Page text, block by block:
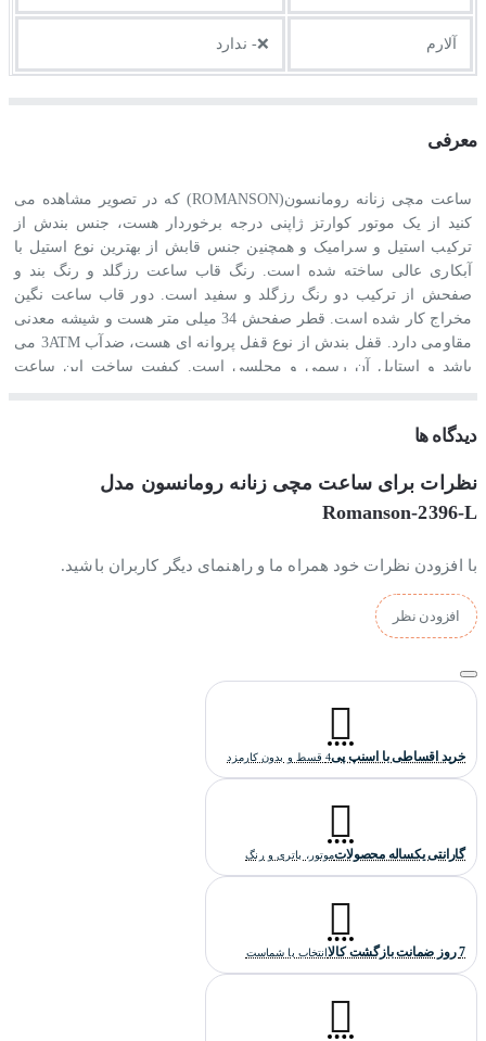
آلارم ❌- ندارد
معرفی
ساعت مچی زنانه رومانسون(ROMANSON) که در تصویر مشاهده می
کنید از یک موتور کوارتز ژاپنی درجه برخوردار هست، جنس بندش از
ترکیب استیل و سرامیک و همچنین جنس قابش از بهترین نوع استیل با
آبکاری عالی ساخته شده است. رنگ قاب ساعت رزگلد و رنگ بند و
صفحش از ترکیب دو رنگ رزگلد و سفید است. دور قاب ساعت نگین
مخراج کار شده است. قطر صفحش 34 میلی متر هست و شیشه معدنی
مقاومی دارد. قفل بندش از نوع قفل پروانه ای هست، ضدآب 3ATM می
باشد و استایل آن رسمی و مجلسی است. کیفیت ساخت این ساعت
دیدگاه ها
نظرات برای ساعت مچی زنانه رومانسون مدل
Romanson-2396-L
با افزودن نظرات خود همراه ما و راهنمای دیگر کاربران باشید.
افزودن نظر
خرید اقساطی با اسنپ پی4 قسط و بدون کارمزد
گارانتی یکساله محصولاتموتور، باتری و رنگ
7 روز ضمانت بازگشت کالا انتخاب با شماست